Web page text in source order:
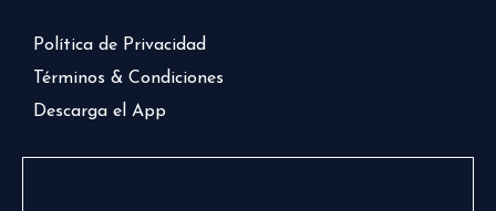
Política de Privacidad
Términos & Condiciones
Descarga el App